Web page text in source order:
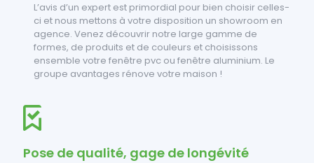
L’avis d’un expert est primordial pour bien choisir celles-
ci et nous mettons à votre disposition un showroom en
agence. Venez découvrir notre large gamme de
formes, de produits et de couleurs et choisissons
ensemble votre fenêtre pvc ou fenêtre aluminium. Le
groupe avantages rénove votre maison !
Pose de qualité, gage de longévité